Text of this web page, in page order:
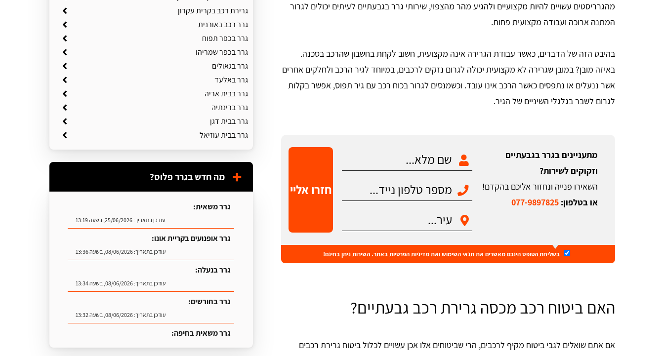
מהגרריסטים עשויים להיות מקצועיים ולהגיע מהר מהצפוי, שירותי גרר בגבעתיים לעיתים יכולים לגרור
המתנה ארוכה ועבודה מקצועית פחות.
בהיבט הזה של הדברים, כאשר עבודת הגרירה אינה מקצועית, חשוב לקחת בחשבון שהרכב בסכנה.
באיזה מובן? במובן שגרירה לא מקצועית יכולה לגרום נזקים לרכבים, במיוחד לגיר הרכב ולחלקים אחרים
אשר ננעלים או נתפסים כאשר הרכב אינו עובד. וכשמנסים לגרור בכוח רכב עם גיר תפוס, אפשר בקלות
לגרום לשבר בגלגלי השיניים של הגיר.
מתעניינים בגרר בגבעתיים
וזקוקים לשירות?
השאירו פנייה ונחזור אליכם בהקדם!
או בטלפון:077-9897825
חזרו אליי
בשליחת הטופס הינכם מאשרים אתתנאי השימושואתמדיניות הפרטיותבאתר. השירות ניתן בחינם!
האם ביטוח רכב מכסה גרירת רכב גבעתיים?
אם אתם שואלים לגבי ביטוח מקיף לרכבים, הרי שביטוחים אלו אכן עשויים לכלול ביטוח גרירת רכבים
גרירת רכב בקרית עקרון
גרר רכב באורנית
גרר בכפר תפוח
גרר בכפר שמריהו
גרר בגאולים
גרר באלעד
גרר בבית אריה
גרר ברינתיה
גרר בבית דגן
גרר בבית עוזיאל
מה חדש בגרר פלוס?
גרר משאית:
עודכן בתאריך:25/06/2026, בשעה 13:19
גרר אופנועים בקריית אונו:
עודכן בתאריך:08/06/2026, בשעה 13:36
גרר בנעלה:
עודכן בתאריך:08/06/2026, בשעה 13:34
גרר בחורשים:
עודכן בתאריך:08/06/2026, בשעה 13:32
גרר משאית בחיפה:
עודכן בתאריך:25/06/2026, בשעה 13:25